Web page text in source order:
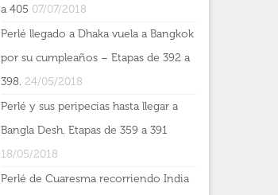
a 405 07/07/2018
Perlé llegado a Dhaka vuela a Bangkok
por su cumpleaños – Etapas de 392 a
398. 24/05/2018
Perlé y sus peripecias hasta llegar a
Bangla Desh. Etapas de 359 a 391
18/05/2018
Perlé de Cuaresma recorriendo India